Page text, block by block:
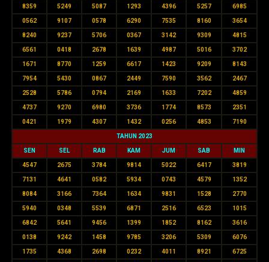
8359 5249 5087 1293 4396 5257 6985
0562 9107 0578 6290 7535 8160 3654
8240 9237 5706 0367 3142 9309 4815
6561 0418 2678 1639 4987 5016 3702
1671 8770 1259 6617 1423 9209 8143
7954 5430 0867 2449 7590 3562 2467
2528 5786 0794 2169 1633 7202 4859
4737 9270 6980 3736 1774 8573 2351
0421 1979 4307 1432 0256 4853 7190
TAHUN 2023
SEN SEL RAB KAM JUM SAB MIN
4547 2675 3784 9814 5022 6417 3819
7131 4641 0582 5934 0743 4579 1352
8084 3166 7364 1634 9831 1528 2770
5940 0348 5539 6871 2516 6523 1015
6842 5641 9456 1399 1852 8162 3616
0138 9242 1458 9785 3206 5309 6076
1735 4368 2698 0232 4011 8921 6725